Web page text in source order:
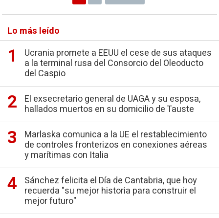
Lo más leído
Ucrania promete a EEUU el cese de sus ataques
a la terminal rusa del Consorcio del Oleoducto
del Caspio
El exsecretario general de UAGA y su esposa,
hallados muertos en su domicilio de Tauste
Marlaska comunica a la UE el restablecimiento
de controles fronterizos en conexiones aéreas
y marítimas con Italia
Sánchez felicita el Día de Cantabria, que hoy
recuerda "su mejor historia para construir el
mejor futuro"